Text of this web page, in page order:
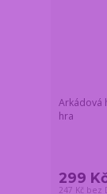
Arkádová
hra
299
247 Kč bez